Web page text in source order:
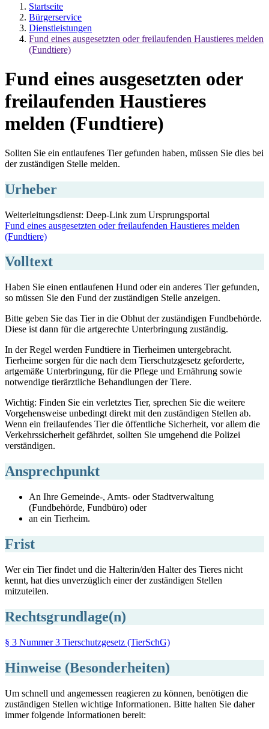
Startseite
Bürgerservice
Dienstleistungen
Fund eines ausgesetzten oder freilaufenden Haustieres melden
(Fundtiere)
Fund eines ausgesetzten oder
freilaufenden Haustieres
melden (Fundtiere)
Sollten Sie ein entlaufenes Tier gefunden haben, müssen Sie dies bei
der zuständigen Stelle melden.
Urheber
Weiterleitungsdienst: Deep-Link zum Ursprungsportal
Fund eines ausgesetzten oder freilaufenden Haustieres melden
(Fundtiere)
Volltext
Haben Sie einen entlaufenen Hund oder ein anderes Tier gefunden,
so müssen Sie den Fund der zuständigen Stelle anzeigen.
Bitte geben Sie das Tier in die Obhut der zuständigen Fundbehörde.
Diese ist dann für die artgerechte Unterbringung zuständig.
In der Regel werden Fundtiere in Tierheimen untergebracht.
Tierheime sorgen für die nach dem Tierschutzgesetz geforderte,
artgemäße Unterbringung, für die Pflege und Ernährung sowie
notwendige tierärztliche Behandlungen der Tiere.
Wichtig: Finden Sie ein verletztes Tier, sprechen Sie die weitere
Vorgehensweise unbedingt direkt mit den zuständigen Stellen ab.
Wenn ein freilaufendes Tier die öffentliche Sicherheit, vor allem die
Verkehrssicherheit gefährdet, sollten Sie umgehend die Polizei
verständigen.
Ansprechpunkt
An Ihre Gemeinde-, Amts- oder Stadtverwaltung
(Fundbehörde, Fundbüro) oder
an ein Tierheim.
Frist
Wer ein Tier findet und die Halterin/den Halter des Tieres nicht
kennt, hat dies unverzüglich einer der zuständigen Stellen
mitzuteilen.
Rechtsgrundlage(n)
§ 3 Nummer 3 Tierschutzgesetz (TierSchG)
Hinweise (Besonderheiten)
Um schnell und angemessen reagieren zu können, benötigen die
zuständigen Stellen wichtige Informationen. Bitte halten Sie daher
immer folgende Informationen bereit: